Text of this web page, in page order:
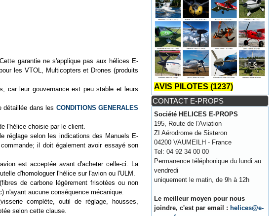
garantie ne s'applique pas aux hélices E-
les VTOL, Multicopters et Drones (produits
car leur gouvernance est peu stable et leurs
détaillée dans les CONDITIONS GENERALES
l'hélice choisie par le client.
réglage selon les indications des Manuels E-
il doit également avoir essayé son
est acceptée avant d'acheter celle-ci. La
d'homologuer l'hélice sur l'avion ou l'ULM.
de carbone légèrement frisotées ou non
n'ayant aucune conséquence mécanique.
complète, outil de réglage, housses,
selon cette clause.
AVIS PILOTES (1237)
CONTACT E-PROPS
Société HELICES E-PROPS
195, Route de l'Aviation
ZI Aérodrome de Sisteron
04200 VAUMEILH - France
Tel: 04 92 34 00 00
Permanence téléphonique du lundi au
vendredi
uniquement le matin, de 9h à 12h
Le meilleur moyen pour nous
joindre, c'est par email : helices@e-